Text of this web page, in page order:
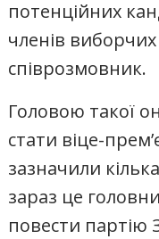
потенційних
членів виборчих
співрозмовник.
Головою такої
стати віце-
зазначили
зараз це
повести партію